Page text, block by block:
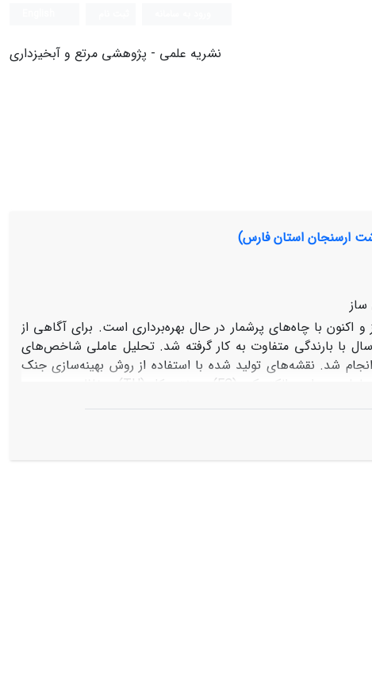
نشریه علمی - پژوهشی مرتع و آبخیزداری
ارسنجان استان فارس)
ساز
با چاه‌های پرشمار در حال بهره‌برداری است. برای آگاهی از
با بارندگی متفاوت به کار گرفته شد. تحلیل عاملی شاخص‌های
شد. نقشه‌های تولید شده با استفاده از روش بهینه‌سازی جنک
طبقه‌بندی و مساحت هر طبقه در هر سال محاسبه شد. بر اساس نتایج تحلیل عاملی، هدایت الکتریکی (EC)، سختی کل (TH) و غلظت سدیم به
ترتیب با بار عاملی ۸۴۳/۰، ۸۸۹/۰ و ۹۹۱/۰ انتخاب شدند. روش میان‌یابی RBF برای پارامتر سدیم، در هر سه سال مورد مطالعه مناسب بود. برای
به عنوان نشانگر تغییرات کیفیت آب زیرزمینی در پاسخ به